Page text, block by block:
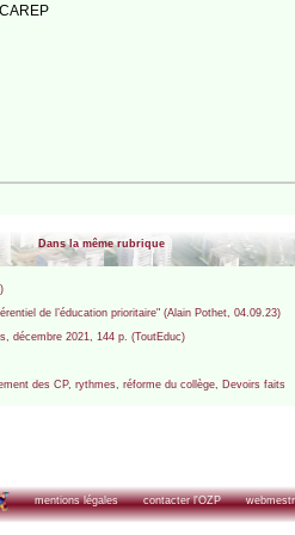
Dans la même rubrique
de l’éducation prioritaire" (Alain Pothet, 04.09.23)
décembre 2021, 144 p. (ToutEduc)
des CP, rythmes, réforme du collège, Devoirs faits
mentions légales contacter l'OZP